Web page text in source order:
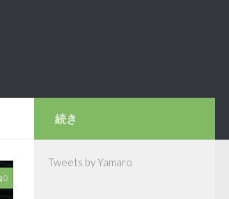
0
続き
Tweets by Yamaro